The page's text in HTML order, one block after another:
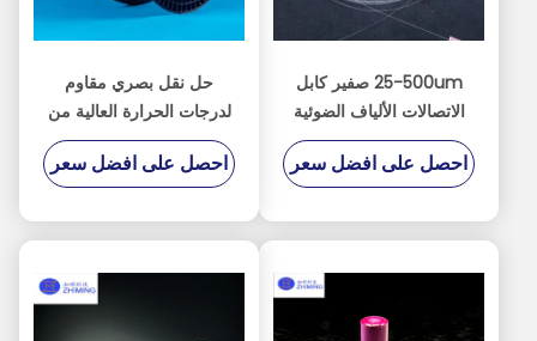
25-500um صفير كابل
الاتصالات الألياف الضوئية
الألومينا الألياف البلورية
واحدة Al2O3
احصل على افضل سعر
حل نقل بصري مقاوم
لدرجات الحرارة العالية من
الألياف الضوئية الياقوتية
احصل على افضل سعر